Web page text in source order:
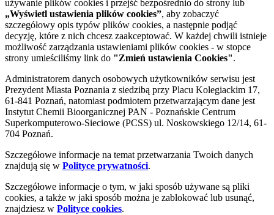
używanie plików cookies i przejść bezpośrednio do strony lub
„Wyświetl ustawienia plików cookies”, aby zobaczyć
szczegółowy opis typów plików cookies, a następnie podjąć
decyzję, które z nich chcesz zaakceptować. W każdej chwili istnieje
możliwość zarządzania ustawieniami plików cookies - w stopce
strony umieściliśmy link do "Zmień ustawienia Cookies".
Administratorem danych osobowych użytkowników serwisu jest
Prezydent Miasta Poznania z siedzibą przy Placu Kolegiackim 17,
61-841 Poznań, natomiast podmiotem przetwarzającym dane jest
Instytut Chemii Bioorganicznej PAN - Poznańskie Centrum
Superkomputerowo-Sieciowe (PCSS) ul. Noskowskiego 12/14, 61-
704 Poznań.
Szczegółowe informacje na temat przetwarzania Twoich danych
znajdują się w Polityce prywatności.
Szczegółowe informacje o tym, w jaki sposób używane są pliki
cookies, a także w jaki sposób można je zablokować lub usunąć,
znajdziesz w Polityce cookies.